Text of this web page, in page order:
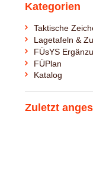
Kategorien
Taktische
Lagetafeln &
FÜsYS
FÜPlan
Katalog
Zuletzt